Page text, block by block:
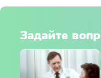
Задайте